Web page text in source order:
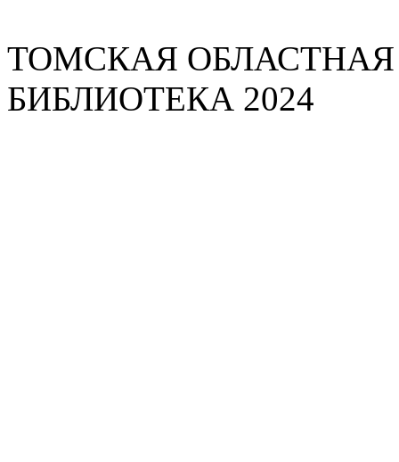
ТОМСКАЯ
БИБЛИОТЕКА 2024